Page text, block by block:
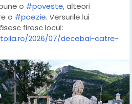
o #poveste, alteori
o #poezie. Versurile lui
firesc locul:
2026/07/decebal-catre-